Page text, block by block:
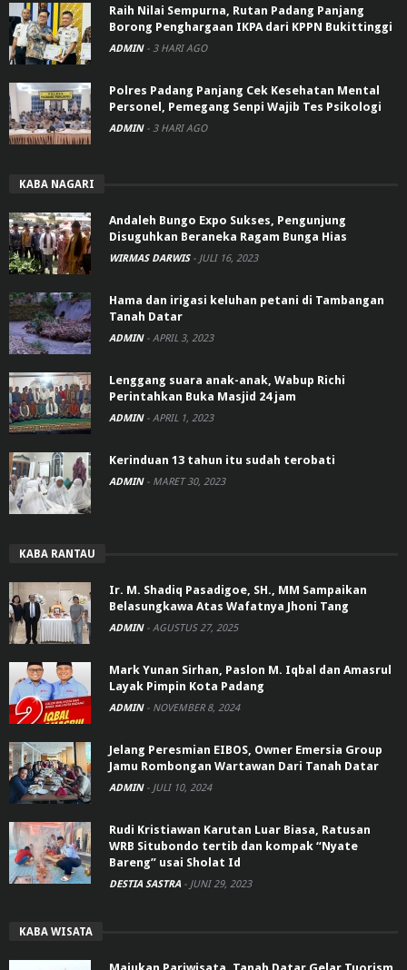
Raih Nilai Sempurna, Rutan Padang Panjang
Borong Penghargaan IKPA dari KPPN Bukittinggi
ADMIN - 3 HARI AGO
Polres Padang Panjang Cek Kesehatan Mental
Personel, Pemegang Senpi Wajib Tes Psikologi
ADMIN - 3 HARI AGO
KABA NAGARI
Andaleh Bungo Expo Sukses, Pengunjung
Disuguhkan Beraneka Ragam Bunga Hias
WIRMAS DARWIS - JULI 16, 2023
Hama dan irigasi keluhan petani di Tambangan
Tanah Datar
ADMIN - APRIL 3, 2023
Lenggang suara anak-anak, Wabup Richi
Perintahkan Buka Masjid 24 jam
ADMIN - APRIL 1, 2023
Kerinduan 13 tahun itu sudah terobati
ADMIN - MARET 30, 2023
KABA RANTAU
Ir. M. Shadiq Pasadigoe, SH., MM Sampaikan
Belasungkawa Atas Wafatnya Jhoni Tang
ADMIN - AGUSTUS 27, 2025
Mark Yunan Sirhan, Paslon M. Iqbal dan Amasrul
Layak Pimpin Kota Padang
ADMIN - NOVEMBER 8, 2024
Jelang Peresmian EIBOS, Owner Emersia Group
Jamu Rombongan Wartawan Dari Tanah Datar
ADMIN - JULI 10, 2024
Rudi Kristiawan Karutan Luar Biasa, Ratusan
WRB Situbondo tertib dan kompak “Nyate
Bareng” usai Sholat Id
DESTIA SASTRA - JUNI 29, 2023
KABA WISATA